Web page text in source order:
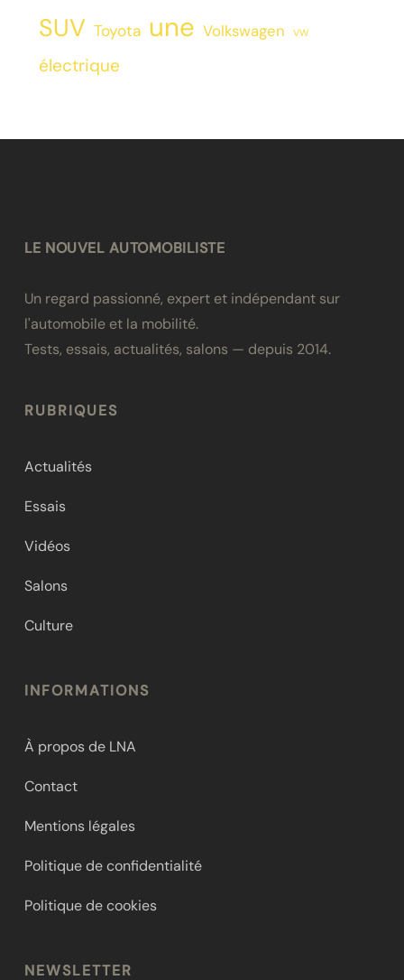
SUV Toyota une Volkswagen VW
électrique
LE NOUVEL AUTOMOBILISTE
Un regard passionné, expert et indépendant sur
l'automobile et la mobilité.
Tests, essais, actualités, salons — depuis 2014.
RUBRIQUES
Actualités
Essais
Vidéos
Salons
Culture
INFORMATIONS
À propos de LNA
Contact
Mentions légales
Politique de confidentialité
Politique de cookies
NEWSLETTER